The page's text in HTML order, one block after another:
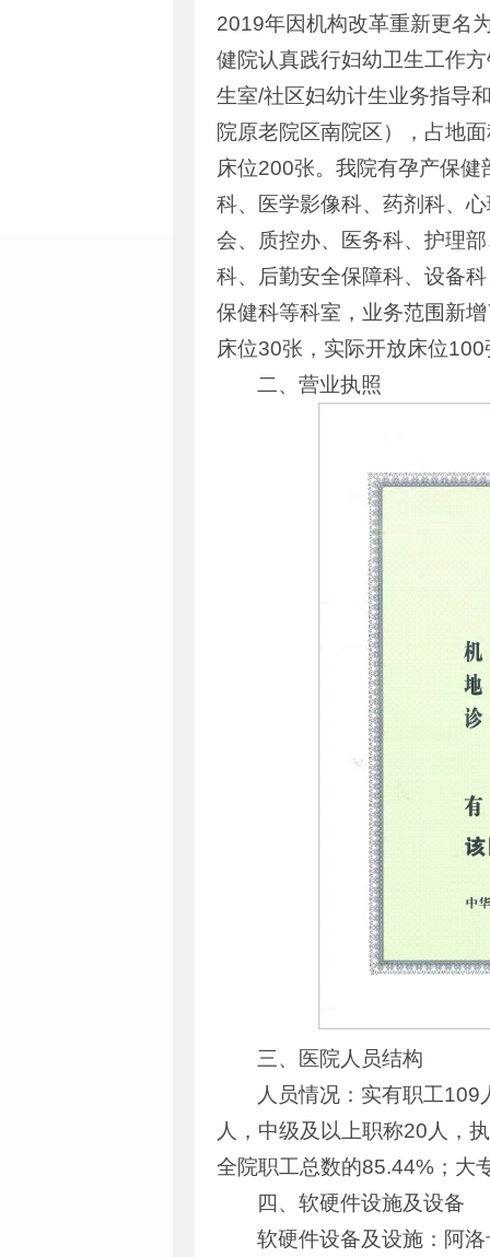
2019年因机构改革重新更名
健院认真践行妇幼卫生工作
生室/社区妇幼计生业务指导
院原老院区南院区），占地
床位200张。我院有孕产保
科、医学影像科、药剂科、
会、质控办、医务科、护理
科、后勤安全保障科、设备
保健科等科室，业务范围新
床位30张，实际开放床位100
二、营业执照
三、医院人员结构
人员情况：实有职工
人，中级及以上职称20人，
全院职工总数的85.44%；大
四、软硬件设施及设备
软硬件设备及设施：阿